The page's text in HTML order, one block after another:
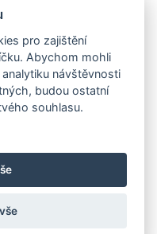
spjat s žádným
uživatelů nemusí nutně
pro zajištění
Abychom mohli
návštěvnosti
budou ostatní
souhlasu.